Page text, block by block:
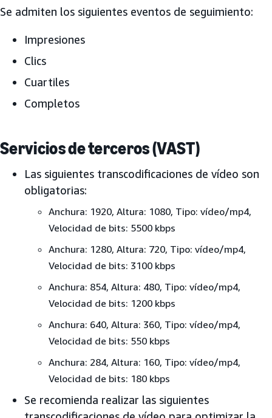
Se admiten los siguientes eventos de seguimiento:
Impresiones
Clics
Cuartiles
Completos
Servicios de terceros (VAST)
Las siguientes transcodificaciones de vídeo son
obligatorias:
Anchura: 1920, Altura: 1080, Tipo: vídeo/mp4,
Velocidad de bits: 5500 kbps
Anchura: 1280, Altura: 720, Tipo: vídeo/mp4,
Velocidad de bits: 3100 kbps
Anchura: 854, Altura: 480, Tipo: vídeo/mp4,
Velocidad de bits: 1200 kbps
Anchura: 640, Altura: 360, Tipo: vídeo/mp4,
Velocidad de bits: 550 kbps
Anchura: 284, Altura: 160, Tipo: vídeo/mp4,
Velocidad de bits: 180 kbps
Se recomienda realizar las siguientes